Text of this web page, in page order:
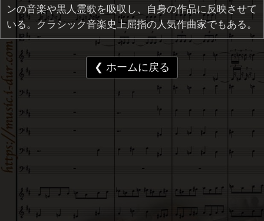
ンの音楽や黒人霊歌を吸収し、自身の作品に反映させて
いる。クラシック音楽史上屈指の人気作曲家でもある。
❮ ホームに戻る